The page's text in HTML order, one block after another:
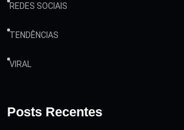
REDES SOCIAIS
TENDÊNCIAS
VIRAL
Posts Recentes